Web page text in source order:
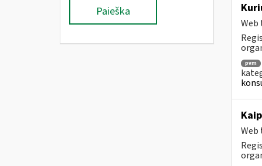
Paieška
Web
pvm
Web